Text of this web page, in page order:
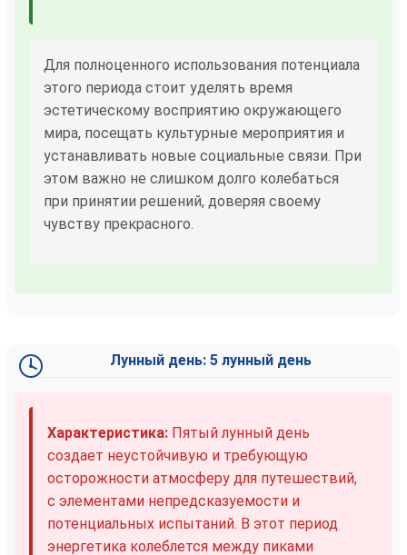
Для полноценного использования потенциала
этого периода стоит уделять время
эстетическому восприятию окружающего
мира, посещать культурные мероприятия и
устанавливать новые социальные связи. При
этом важно не слишком долго колебаться
при принятии решений, доверяя своему
чувству прекрасного.
Лунный день: 5 лунный день
Характеристика: Пятый лунный день
создает неустойчивую и требующую
осторожности атмосферу для путешествий,
с элементами непредсказуемости и
потенциальных испытаний. В этот период
энергетика колеблется между пиками